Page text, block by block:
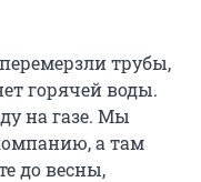
трубы,
горячей воды.
на газе. Мы
а там
до весны,